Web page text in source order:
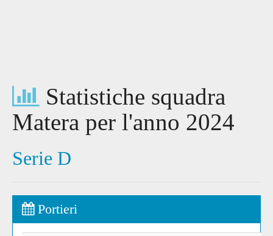
Statistiche squadra
Matera per l'anno 2024
Serie D
Portieri